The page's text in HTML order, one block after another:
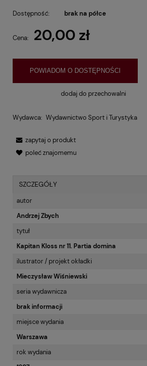
Dostępność: brak na półce
Cena: 20,00 zł
POWIADOM O DOSTĘPNOŚCI
dodaj do przechowalni
Wydawca: Wydawnictwo Sport i Turystyka
zapytaj o produkt
poleć znajomemu
SZCZEGÓŁY
autor
Andrzej Zbych
tytuł
Kapitan Kloss nr 11. Partia domina
ilustrator / projekt okładki
Mieczysław Wiśniewski
seria wydawnicza
brak informacji
miejsce wydania
Warszawa
rok wydania